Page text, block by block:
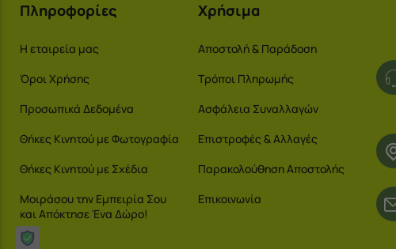
Πληροφορίες
Η εταιρεία μας
Όροι Χρήσης
Προσωπικά Δεδομένα
Θήκες Κινητού με Φωτογραφία
Θήκες Κινητού με Σχέδια
Μοιράσου την Εμπειρία Σου
και Απόκτησε Ένα Δώρο!
Χρήσιμα
Αποστολή & Παράδοση
Τρόποι Πληρωμής
Ασφάλεια Συναλλαγών
Επιστροφές & Αλλαγές
Παρακολούθηση Αποστολής
Επικοινωνία